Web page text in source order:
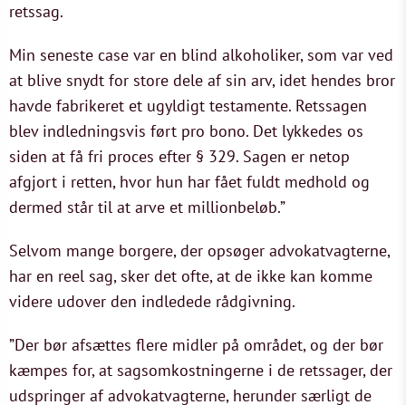
retssag.
Min seneste case var en blind alkoholiker, som var ved
at blive snydt for store dele af sin arv, idet hendes bror
havde fabrikeret et ugyldigt testamente. Retssagen
blev indledningsvis ført pro bono. Det lykkedes os
siden at få fri proces efter § 329. Sagen er netop
afgjort i retten, hvor hun har fået fuldt medhold og
dermed står til at arve et millionbeløb.”
Selvom mange borgere, der opsøger advokatvagterne,
har en reel sag, sker det ofte, at de ikke kan komme
videre udover den indledede rådgivning.
”Der bør afsættes flere midler på området, og der bør
kæmpes for, at sagsomkostningerne i de retssager, der
udspringer af advokatvagterne, herunder særligt de